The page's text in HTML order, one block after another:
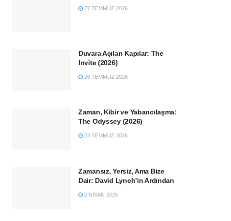
27 TEMMUZ 2026
Duvara Açılan Kapılar: The
Invite (2026)
26 TEMMUZ 2026
Zaman, Kibir ve Yabancılaşma:
The Odyssey (2026)
23 TEMMUZ 2026
Zamansız, Yersiz, Ama Bize
Dair: David Lynch’in Ardından
2 NISAN 2025